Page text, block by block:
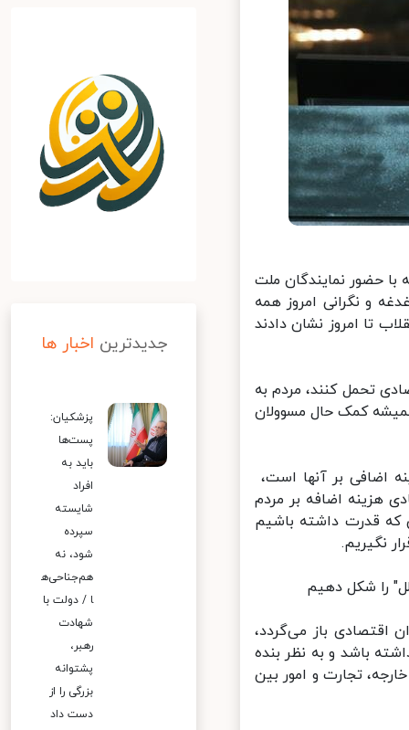
حضور نمایندگان ملت
و نگرانی امروز همه
تا امروز نشان دادند
تحمل کنند،‌ مردم به
همیشه کمک حال مسوولان
اضافی بر آنها است،
هزینه اضافه بر مردم
که قدرت داشته باشیم
نگیریم.
را شکل دهیم
باز می‌گردد،
باشد و به نظر بنده
تجارت و امور بین
جدیدترین اخبار ها
پزشکیان:
پست‌ها
باید به
افراد
شایسته
سپرده
شود، نه
هم‌جناحی‌ه
ا / دولت با
شهادت
رهبر،
پشتوانه
بزرگی را از
دست داد